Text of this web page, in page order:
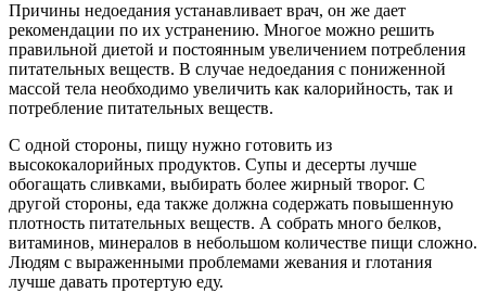
Причины недоедания устанавливает врач, он же дает
рекомендации по их устранению. Многое можно решить
правильной диетой и постоянным увеличением потребления
питательных веществ. В случае недоедания с пониженной
массой тела необходимо увеличить как калорийность, так и
потребление питательных веществ.
С одной стороны, пищу нужно готовить из
высококалорийных продуктов. Супы и десерты лучше
обогащать сливками, выбирать более жирный творог. С
другой стороны, еда также должна содержать повышенную
плотность питательных веществ. А собрать много белков,
витаминов, минералов в небольшом количестве пищи сложно.
Людям с выраженными проблемами жевания и глотания
лучше давать протертую еду.